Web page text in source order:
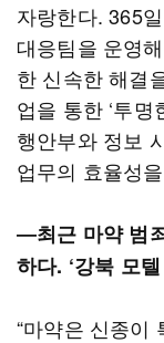
자랑한다. 365
대응팀을 운영
한 신속한 해결
업을 통한 ‘투
행안부와 정보
업무의 효율성
―최근 마약 범
하다. ‘강북 모
“마약은 신종이